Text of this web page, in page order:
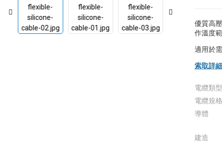
優質高
作溫度
適用於
索取詳
電纜類型
電纜規格
導體
建造